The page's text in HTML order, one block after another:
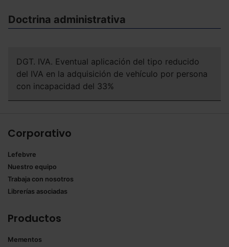
Doctrina administrativa
DGT. IVA. Eventual aplicación del tipo reducido
del IVA en la adquisición de vehículo por persona
con incapacidad del 33%
Corporativo
Lefebvre
Nuestro equipo
Trabaja con nosotros
Librerías asociadas
Productos
Mementos